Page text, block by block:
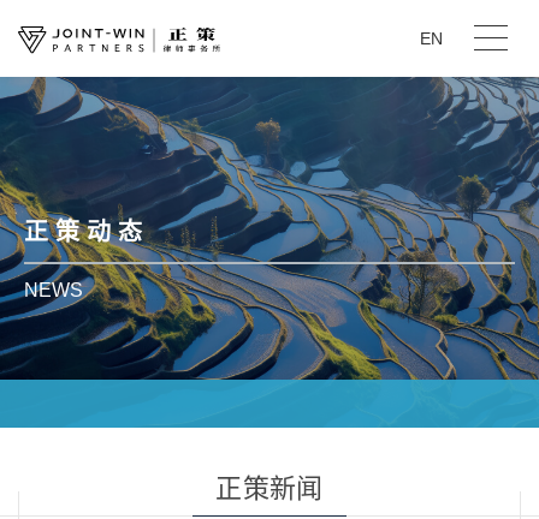
EN
正 策 动 态
NEWS
正策新闻